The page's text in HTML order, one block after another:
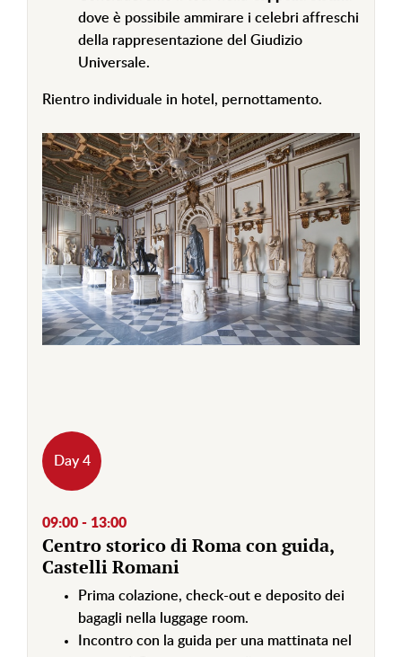
dove è possibile ammirare i celebri affreschi
della rappresentazione del Giudizio
Universale.
Rientro individuale in hotel, pernottamento.
Day 4
09:00 - 13:00
Centro storico di Roma con guida,
Castelli Romani
Prima colazione, check-out e deposito dei
bagagli nella luggage room.
Incontro con la guida per una mattinata nel